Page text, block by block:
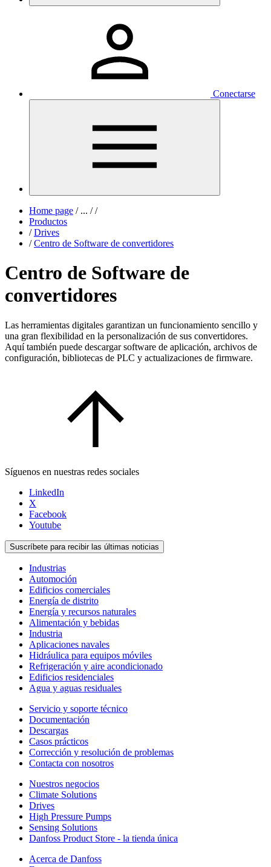
Conectarse
Home page /... / /
Productos
/ Drives
/ Centro de Software de convertidores
Centro de Software de
convertidores
Las herramientas digitales garantizan un funcionamiento sencillo y
una gran flexibilidad en la personalización de sus convertidores.
Aquí también puede descargar software de aplicación, archivos de
configuración, bibliotecas de PLC y actualizaciones de firmware.
Síguenos en nuestras redes sociales
LinkedIn
X
Facebook
Youtube
Suscríbete para recibir las últimas noticias
Industrias
Automoción
Edificios comerciales
Energía de distrito
Energía y recursos naturales
Alimentación y bebidas
Industria
Aplicaciones navales
Hidráulica para equipos móviles
Refrigeración y aire acondicionado
Edificios residenciales
Agua y aguas residuales
Servicio y soporte técnico
Documentación
Descargas
Casos prácticos
Corrección y resolución de problemas
Contacta con nosotros
Nuestros negocios
Climate Solutions
Drives
High Pressure Pumps
Sensing Solutions
Danfoss Product Store - la tienda única
Acerca de Danfoss